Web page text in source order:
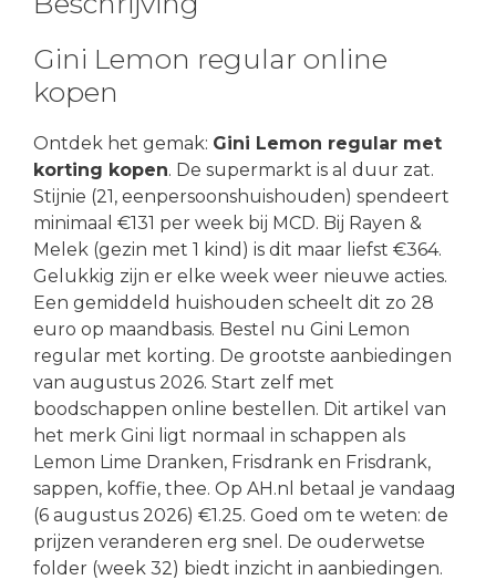
Gini Lemon regular online
kopen
Ontdek het gemak: Gini Lemon regular met
korting kopen. De supermarkt is al duur zat.
Stijnie (21, eenpersoonshuishouden) spendeert
minimaal €131 per week bij MCD. Bij Rayen &
Melek (gezin met 1 kind) is dit maar liefst €364.
Gelukkig zijn er elke week weer nieuwe acties.
Een gemiddeld huishouden scheelt dit zo 28
euro op maandbasis. Bestel nu Gini Lemon
regular met korting. De grootste aanbiedingen
van augustus 2026. Start zelf met
boodschappen online bestellen. Dit artikel van
het merk Gini ligt normaal in schappen als
Lemon Lime Dranken, Frisdrank en Frisdrank,
sappen, koffie, thee. Op AH.nl betaal je vandaag
(6 augustus 2026) €1.25. Goed om te weten: de
prijzen veranderen erg snel. De ouderwetse
folder (week 32) biedt inzicht in aanbiedingen.